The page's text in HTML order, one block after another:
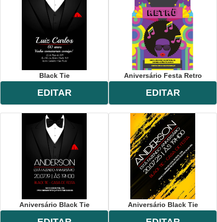
Black Tie
EDITAR
Aniversário Festa Retro
EDITAR
Aniversário Black Tie Aniversário Black Tie